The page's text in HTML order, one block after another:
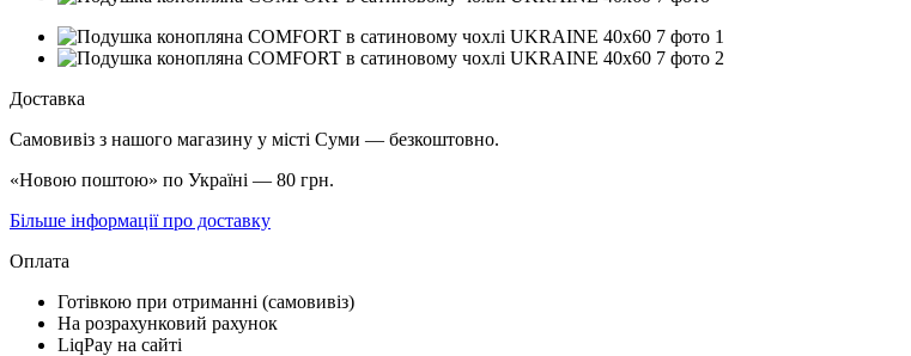
Доставка
Самовивіз з нашого магазину у місті Суми — безкоштовно.
«Новою поштою» по Україні — 80 грн.
Більше інформації про доставку
Оплата
Готівкою при отриманні (самовивіз)
На розрахунковий рахунок
LiqPay на сайті